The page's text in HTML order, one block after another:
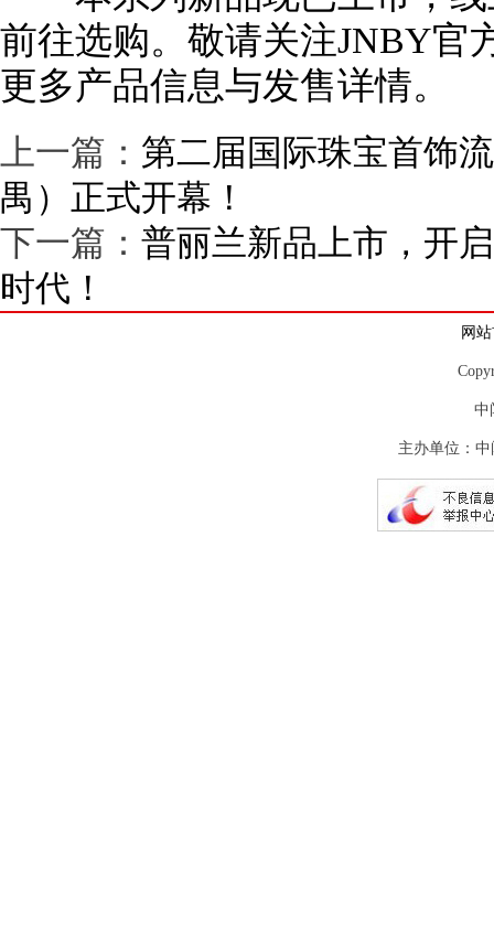
前往选购。敬请关注JNBY官
更多产品信息与发售详情。
上一篇： 第二届国际珠宝首饰
禺）正式开幕！
下一篇： 普丽兰新品上市，开
时代！
网
中
主办单位：